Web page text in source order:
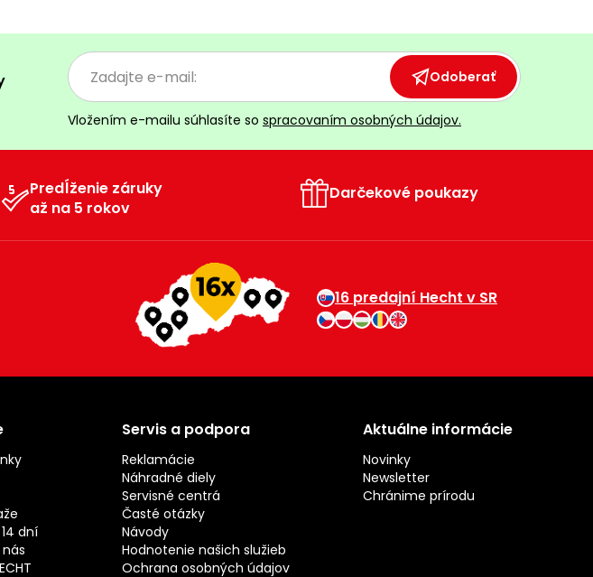
Odoberať
Vložením e-mailu súhlasíte so spracovaním osobných údajov.
Predĺženie záruky
až na 5 rokov
Darčekové poukazy
16 predajní Hecht v SR
dní
Servis a podpora
Reklamácie
Náhradné diely
Servisné centrá
Časté otázky
Návody
Hodnotenie našich služieb
Ochrana osobných údajov
Aktuálne informácie
Novinky
Newsletter
Chránime prírodu